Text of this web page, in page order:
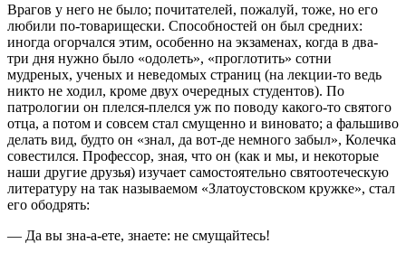
Врагов у него не было; почитателей, пожалуй, тоже, но его
любили по-товарищески. Способностей он был средних:
иногда огорчался этим, особенно на экзаменах, когда в два-
три дня нужно было «одолеть», «проглотить» сотни
мудреных, ученых и неведомых страниц (на лекции-то ведь
никто не ходил, кроме двух очередных студентов). По
патрологии он плелся-плелся уж по поводу какого-то святого
отца, а потом и совсем стал смущенно и виновато; а фальшиво
делать вид, будто он «знал, да вот-де немного забыл», Колечка
совестился. Профессор, зная, что он (как и мы, и некоторые
наши другие друзья) изучает самостоятельно святоотеческую
литературу на так называемом «Златоустовском кружке», стал
его ободрять:
— Да вы зна-а-ете, знаете: не смущайтесь!